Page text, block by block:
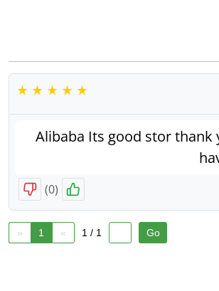
Alibaba Its good stor thank
(
0
)
« 1 » 1 / 1